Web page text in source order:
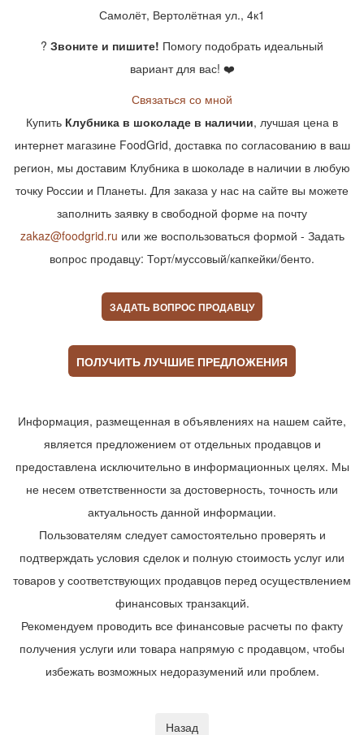
Самолёт, Вертолётная ул., 4к1
? Звоните и пишите! Помогу подобрать идеальный
вариант для вас! ❤️
Связаться со мной
Купить Клубника в шоколаде в наличии, лучшая цена в
интернет магазине FoodGrid, доставка по согласованию в ваш
регион, мы доставим Клубника в шоколаде в наличии в любую
точку России и Планеты. Для заказа у нас на сайте вы можете
заполнить заявку в свободной форме на почту
zakaz@foodgrid.ru или же воспользоваться формой - Задать
вопрос продавцу: Торт/муссовый/капкейки/бенто.
ЗАДАТЬ ВОПРОС ПРОДАВЦУ
ПОЛУЧИТЬ ЛУЧШИЕ ПРЕДЛОЖЕНИЯ
Информация, размещенная в объявлениях на нашем сайте,
является предложением от отдельных продавцов и
предоставлена исключительно в информационных целях. Мы
не несем ответственности за достоверность, точность или
актуальность данной информации.
Пользователям следует самостоятельно проверять и
подтверждать условия сделок и полную стоимость услуг или
товаров у соответствующих продавцов перед осуществлением
финансовых транзакций.
Рекомендуем проводить все финансовые расчеты по факту
получения услуги или товара напрямую с продавцом, чтобы
избежать возможных недоразумений или проблем.